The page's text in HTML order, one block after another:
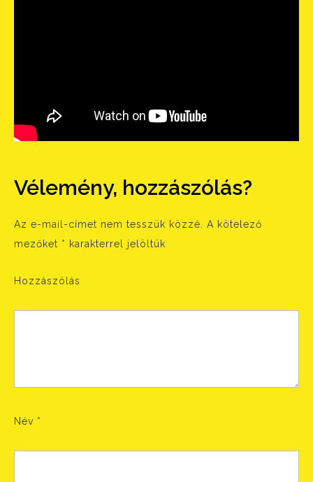
Vélemény, hozzászólás?
Az e-mail-címet nem tesszük közzé.
A kötelező
mezőket * karakterrel jelöltük
Hozzászólás
Név *